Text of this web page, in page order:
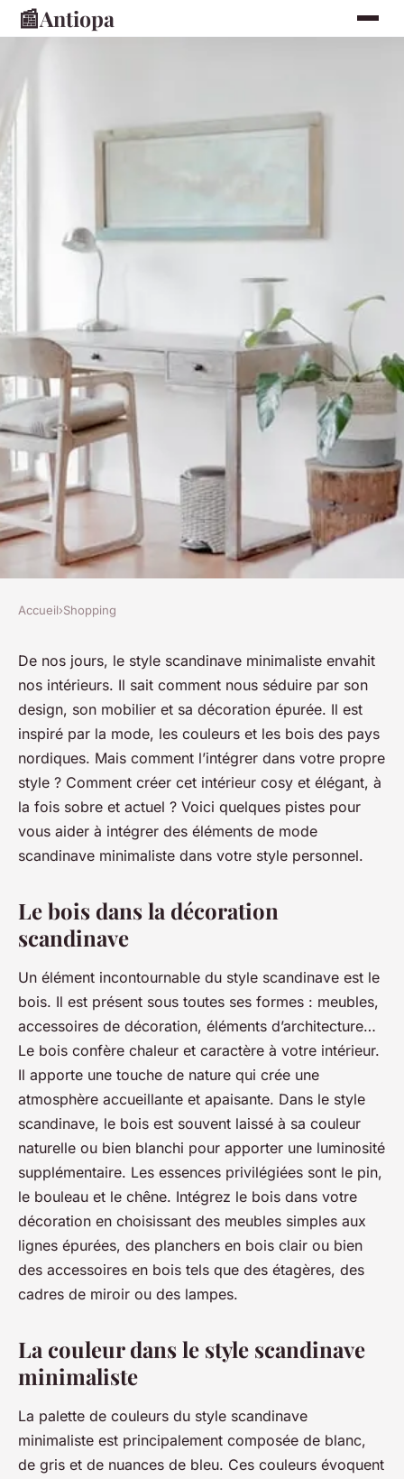
📰Antiopa
SHOPPING
Comment intégrer des
éléments de mode scandinave
minimaliste dans un style
personnel ?
josèphe
Accueil›Shopping
De nos jours, le style scandinave minimaliste envahit
nos intérieurs. Il sait comment nous séduire par son
design, son mobilier et sa décoration épurée. Il est
inspiré par la mode, les couleurs et les bois des pays
nordiques. Mais comment l’intégrer dans votre propre
style ? Comment créer cet intérieur cosy et élégant, à
la fois sobre et actuel ? Voici quelques pistes pour
vous aider à intégrer des éléments de mode
scandinave minimaliste dans votre style personnel.
Le bois dans la décoration
scandinave
Un élément incontournable du style scandinave est le
bois. Il est présent sous toutes ses formes : meubles,
accessoires de décoration, éléments d’architecture…
Le bois confère chaleur et caractère à votre intérieur.
Il apporte une touche de nature qui crée une
atmosphère accueillante et apaisante. Dans le style
scandinave, le bois est souvent laissé à sa couleur
naturelle ou bien blanchi pour apporter une luminosité
supplémentaire. Les essences privilégiées sont le pin,
le bouleau et le chêne. Intégrez le bois dans votre
décoration en choisissant des meubles simples aux
lignes épurées, des planchers en bois clair ou bien
des accessoires en bois tels que des étagères, des
cadres de miroir ou des lampes.
La couleur dans le style scandinave
minimaliste
La palette de couleurs du style scandinave
minimaliste est principalement composée de blanc,
de gris et de nuances de bleu. Ces couleurs évoquent